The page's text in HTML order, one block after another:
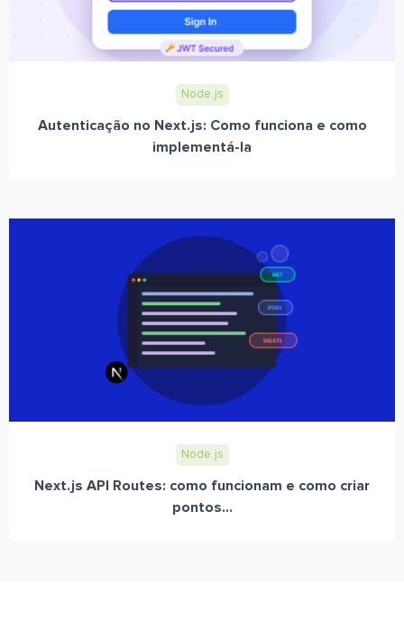
Node.js
Autenticação no Next.js: Como funciona e como
implementá-la
Node.js
Next.js API Routes: como funcionam e como criar
pontos...